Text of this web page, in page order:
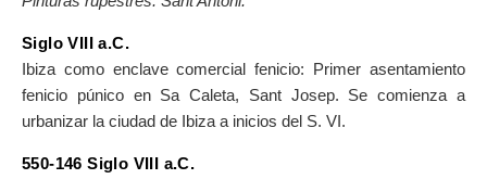
Siglo VIII a.C.
Ibiza como enclave comercial fenicio: Primer asentamiento
fenicio púnico en Sa Caleta, Sant Josep. Se comienza a
urbanizar la ciudad de Ibiza a inicios del S. VI.
550-146 Siglo VIII a.C.